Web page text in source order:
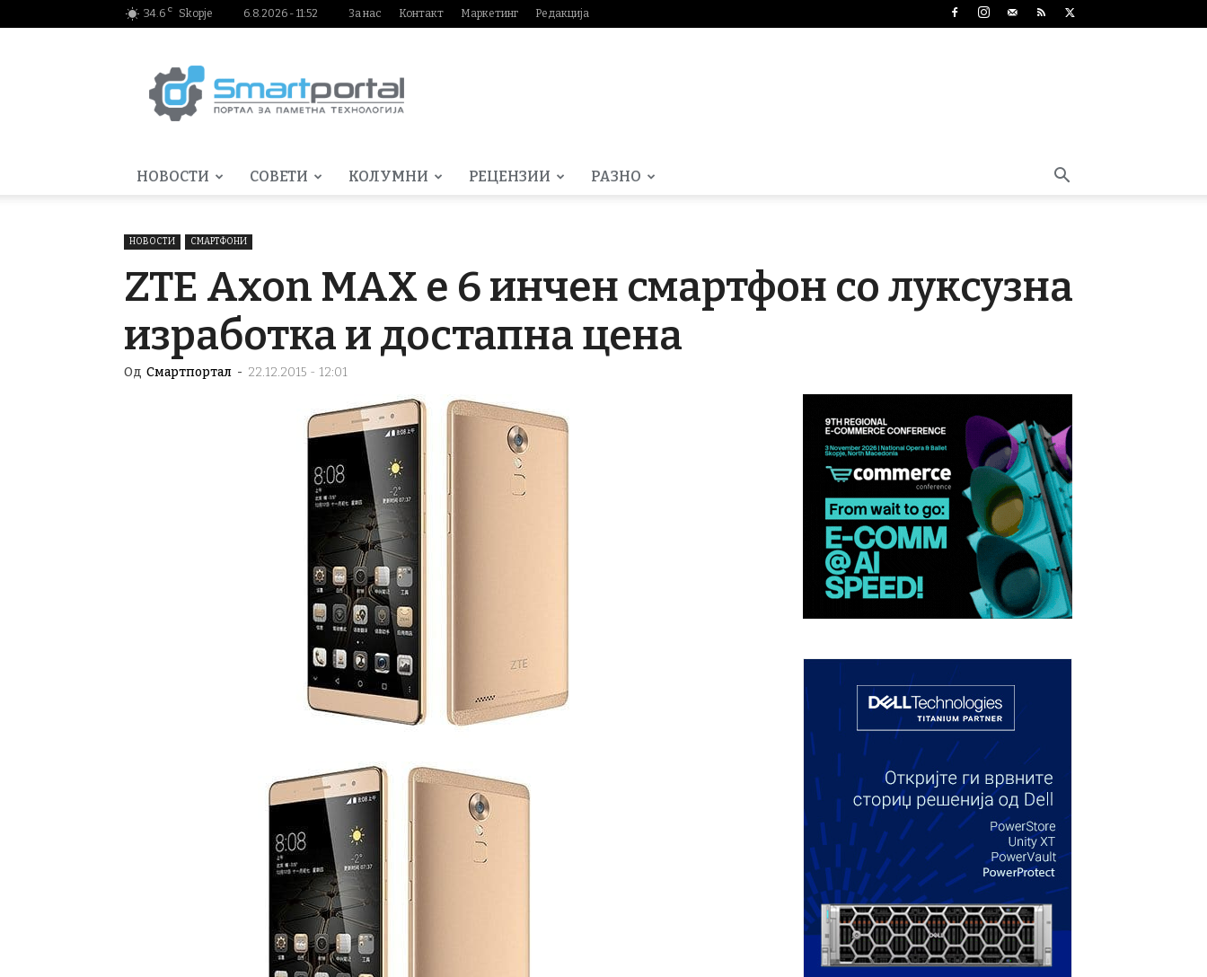
34.6 C Skopje 6.8.2026 - 11:52 За нас Контакт Маркетинг Редакција
НОВОСТИ СОВЕТИ КОЛУМНИ РЕЦЕНЗИИ РАЗНО
НОВОСТИ СМАРТФОНИ
ZTE Axon MAX e 6 инчен смартфон со луксузна
изработка и достапна цена
Од Смартпортал - 22.12.2015 - 12:01